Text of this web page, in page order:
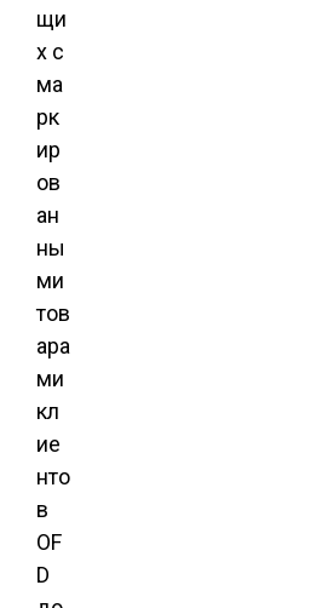
щи
х с
ма
рк
ир
ов
ан
ны
ми
тов
ара
ми
кл
ие
нто
в
OF
D